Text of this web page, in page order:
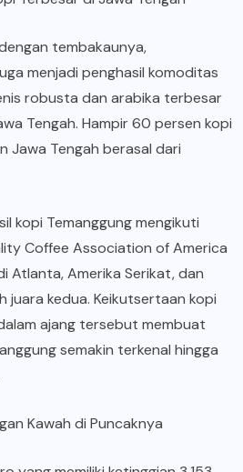
tembakaunya,
menjadi penghasil komoditas
robusta dan arabika terbesar
Tengah. Hampir 60 persen kopi
Jawa Tengah berasal dari
kopi Temanggung mengikuti
Coffee Association of America
Atlanta, Amerika Serikat, dan
juara kedua. Keikutsertaan kopi
ajang tersebut membuat
semakin terkenal hingga
Kawah di Puncaknya